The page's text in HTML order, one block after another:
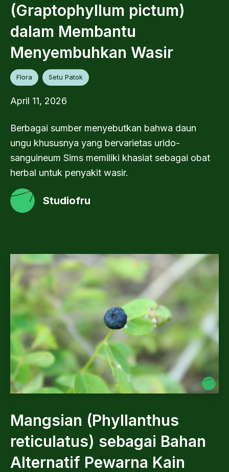
(Graptophyllum pictum)
dalam Membantu
Menyembuhkan Wasir
Flora Setu Patok
April 11, 2026
Berbagai sumber menyebutkan bahwa daun
ungu khususnya yang bervarietas urido-
sanguineum Sims memiliki khasiat sebagai obat
herbal untuk penyakit wasir.
Studiofru
Mangsian (Phyllanthus
reticulatus) sebagai Bahan
Alternatif Pewarna Kain